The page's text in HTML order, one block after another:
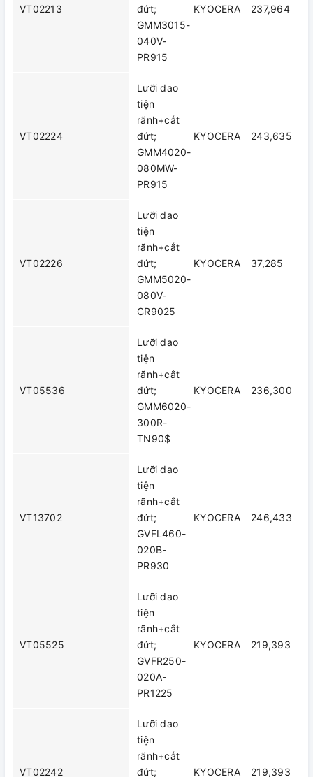
VT02213
đứt;
GMM3015-
040V-
PR915
KYOCERA 237,964
VT02224
Lưỡi dao
tiện
rãnh+cắt
đứt;
GMM4020-
080MW-
PR915
KYOCERA 243,635
VT02226
Lưỡi dao
tiện
rãnh+cắt
đứt;
GMM5020-
080V-
CR9025
KYOCERA 37,285
VT05536
Lưỡi dao
tiện
rãnh+cắt
đứt;
GMM6020-
300R-
TN90$
KYOCERA 236,300
VT13702
Lưỡi dao
tiện
rãnh+cắt
đứt;
GVFL460-
020B-
PR930
KYOCERA 246,433
VT05525
Lưỡi dao
tiện
rãnh+cắt
đứt;
GVFR250-
020A-
PR1225
KYOCERA 219,393
VT02242
Lưỡi dao
tiện
rãnh+cắt
đứt;
KYOCERA 219,393